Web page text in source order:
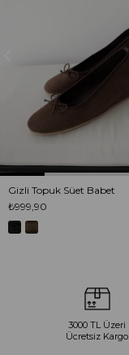
Gizli Topuk Süet Babet
₺999,90
3000 TL Üzeri
Ücretsiz Kargo